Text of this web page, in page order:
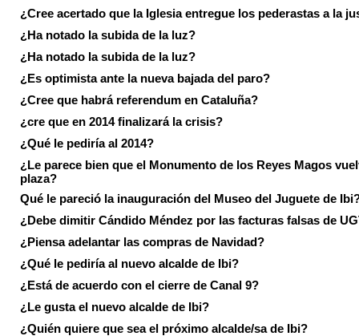
¿Cree acertado que la Iglesia entregue los pederastas a la
¿Ha notado la subida de la luz?
¿Ha notado la subida de la luz?
¿Es optimista ante la nueva bajada del paro?
¿Cree que habrá referendum en Cataluña?
¿cre que en 2014 finalizará la crisis?
¿Qué le pediría al 2014?
¿Le parece bien que el Monumento de los Reyes Magos
plaza?
Qué le pareció la inauguración del Museo del Juguete de
¿Debe dimitir Cándido Méndez por las facturas falsas de
¿Piensa adelantar las compras de Navidad?
¿Qué le pediría al nuevo alcalde de Ibi?
¿Está de acuerdo con el cierre de Canal 9?
¿Le gusta el nuevo alcalde de Ibi?
¿Quién quiere que sea el próximo alcalde/sa de Ibi?